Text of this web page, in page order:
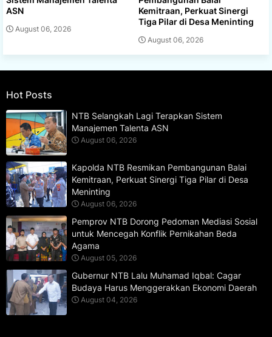
ASN
August 06, 2026
Kemitraan, Perkuat Sinergi
Tiga Pilar di Desa Meninting
August 06, 2026
Hot Posts
NTB Selangkah Lagi Terapkan Sistem
Manajemen Talenta ASN
August 06, 2026
Kapolda NTB Resmikan Pembangunan Balai
Kemitraan, Perkuat Sinergi Tiga Pilar di Desa
Meninting
August 06, 2026
Pemprov NTB Dorong Pedoman Mediasi Sosial
untuk Mencegah Konflik Pernikahan Beda
Agama
August 05, 2026
Gubernur NTB Lalu Muhamad Iqbal: Cagar
Budaya Harus Menggerakkan Ekonomi Daerah
August 04, 2026